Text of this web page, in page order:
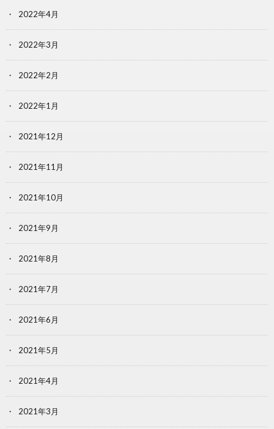
2022年4月
2022年3月
2022年2月
2022年1月
2021年12月
2021年11月
2021年10月
2021年9月
2021年8月
2021年7月
2021年6月
2021年5月
2021年4月
2021年3月